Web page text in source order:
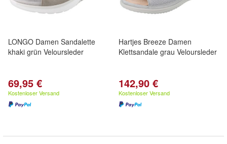
LONGO Damen Sandalette
khaki grün Veloursleder
69,95 €
Kostenloser Versand
Hartjes Breeze Damen
Klettsandale grau Veloursleder
142,90 €
Kostenloser Versand